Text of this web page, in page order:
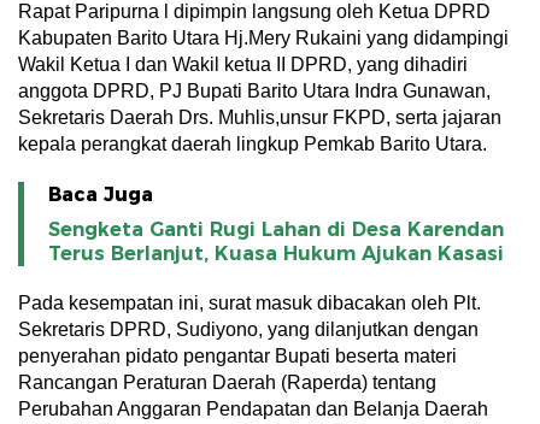
Rapat Paripurna l dipimpin langsung oleh Ketua DPRD
Kabupaten Barito Utara Hj.Mery Rukaini yang didampingi
Wakil Ketua I dan Wakil ketua II DPRD, yang dihadiri
anggota DPRD, PJ Bupati Barito Utara Indra Gunawan,
Sekretaris Daerah Drs. Muhlis,unsur FKPD, serta jajaran
kepala perangkat daerah lingkup Pemkab Barito Utara.
Baca Juga
Sengketa Ganti Rugi Lahan di Desa Karendan
Terus Berlanjut, Kuasa Hukum Ajukan Kasasi
Pada kesempatan ini, surat masuk dibacakan oleh Plt.
Sekretaris DPRD, Sudiyono, yang dilanjutkan dengan
penyerahan pidato pengantar Bupati beserta materi
Rancangan Peraturan Daerah (Raperda) tentang
Perubahan Anggaran Pendapatan dan Belanja Daerah